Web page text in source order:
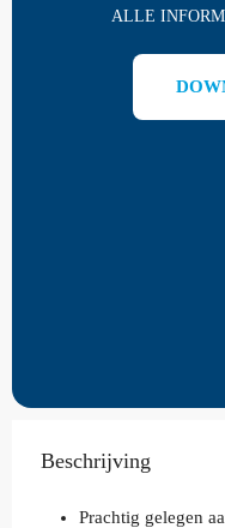
ALLE
Beschrijving
Prachtig gelegen